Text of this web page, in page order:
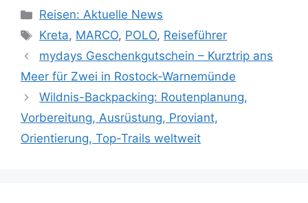
Kategorien
Reisen: Aktuelle News
Schlagwörter
Kreta, MARCO, POLO, Reiseführer
mydays Geschenkgutschein – Kurztrip ans
Meer für Zwei in Rostock-Warnemünde
Wildnis-Backpacking: Routenplanung,
Vorbereitung, Ausrüstung, Proviant,
Orientierung, Top-Trails weltweit